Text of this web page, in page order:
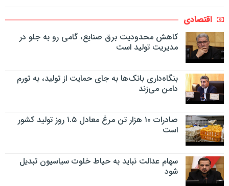
اقتصادی
کاهش محدودیت برق صنایع، گامی رو به جلو در
مدیریت تولید است
بنگاه‌داری بانک‌ها به جای حمایت از تولید، به تورم
دامن می‌زند
صادرات ۱۰ هزار تن مرغ معادل ۱.۵ روز تولید کشور
است
سهام عدالت نباید به حیاط خلوت سیاسیون تبدیل
شود